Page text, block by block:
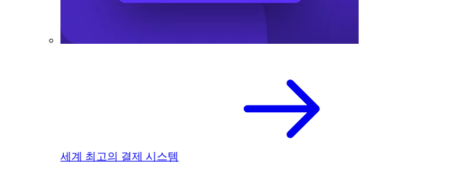
세계 최고의 결제 시스템